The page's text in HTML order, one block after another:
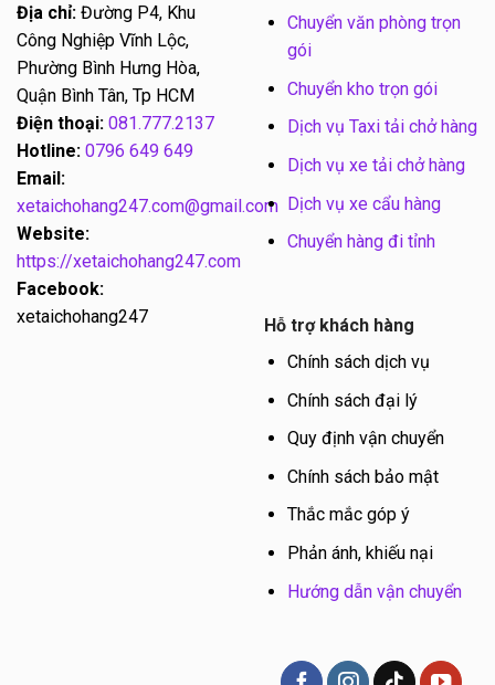
Địa chỉ: Đường P4, Khu
Công Nghiệp Vĩnh Lộc,
Phường Bình Hưng Hòa,
Quận Bình Tân, Tp HCM
Điện thoại: 081.777.2137
Hotline: 0796 649 649
Email:
xetaichohang247.com@gmail.com
Website:
https://xetaichohang247.com
Facebook:
xetaichohang247
Chuyển văn phòng trọn
gói
Chuyển kho trọn gói
Dịch vụ Taxi tải chở hàng
Dịch vụ xe tải chở hàng
Dịch vụ xe cẩu hàng
Chuyển hàng đi tỉnh
Hỗ trợ khách hàng
Chính sách dịch vụ
Chính sách đại lý
Quy định vận chuyển
Chính sách bảo mật
Thắc mắc góp ý
Phản ánh, khiếu nại
Hướng dẫn vận chuyển